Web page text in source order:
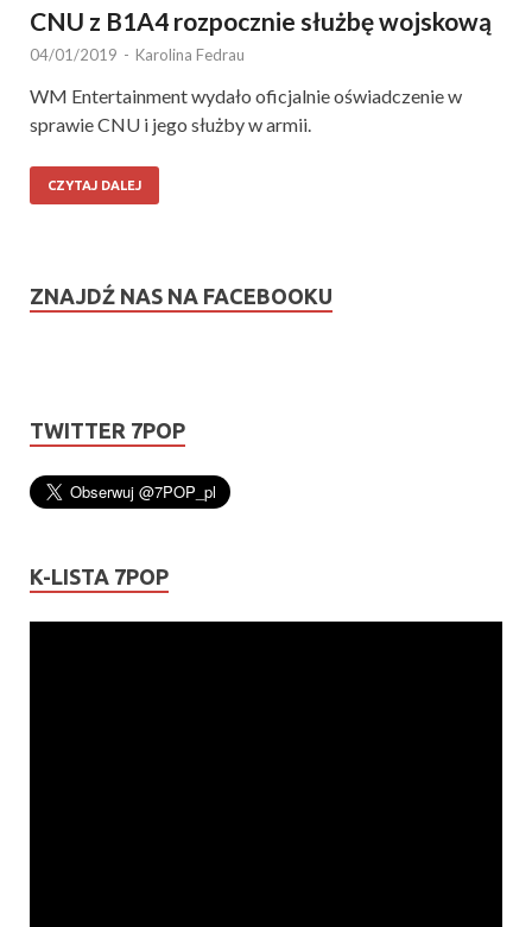
CNU z B1A4 rozpocznie służbę wojskową
04/01/2019 - Karolina Fedrau
WM Entertainment wydało oficjalnie oświadczenie w
sprawie CNU i jego służby w armii.
CZYTAJ DALEJ
ZNAJDŹ NAS NA FACEBOOKU
TWITTER 7POP
K-LISTA 7POP